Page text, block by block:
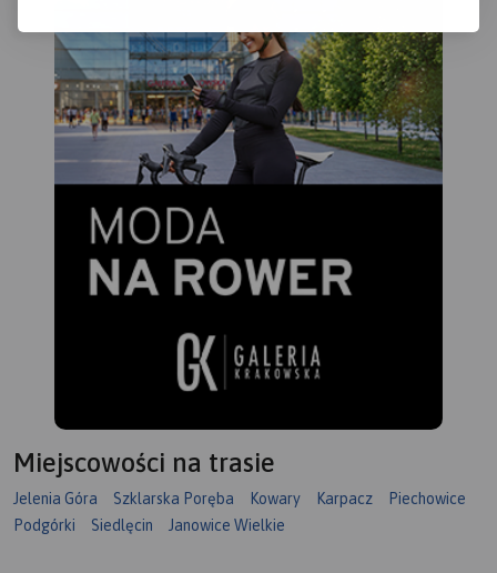
Miejscowości na trasie
Jelenia Góra Szklarska Poręba Kowary Karpacz
Piechowice
Podgórki
Siedlęcin Janowice Wielkie